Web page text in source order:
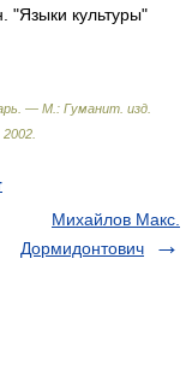
"Языки культуры"
— М.: Гуманит. изд.
2002
Михайлов Макс.
Дормидонтович